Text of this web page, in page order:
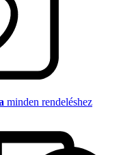
minden rendeléshez